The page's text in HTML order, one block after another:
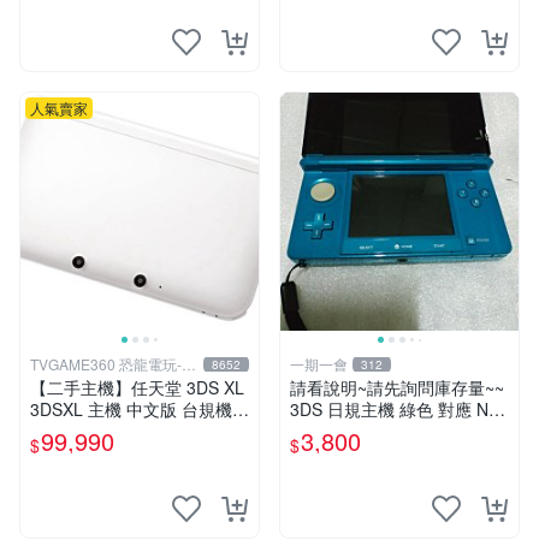
人氣賣家
TVGAME360 恐龍電玩-台
中店
8652
【二手主機】任天堂 3DS XL
3DSXL 主機 中文版 台規機
白色 附充電器 裸裝【台中恐
龍電玩】
$99,990
一期一會 312
請看說明~請先詢問庫存量~~
3DS 日規主機 綠色 對應 ND
S 3DS 日規遊戲
$3,800